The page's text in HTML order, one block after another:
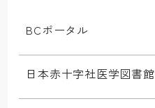
BCポータル
日本赤十字社医学図書館